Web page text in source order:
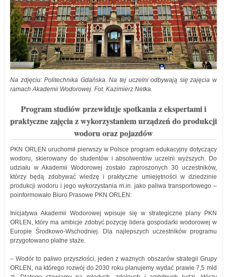
Na zdjęciu: Politechnika Gdańska. Na tej uczelni odbywają się zajęcia w
ramach Akademii Wodorowej. Fot. Kazimierz Netka.
Program studiów przewiduje spotkania z ekspertami i
praktyczne zajęcia z wykorzystaniem urządzeń do produkcji
wodoru oraz pojazdów
PKN ORLEN uruchomił pierwszy w Polsce program edukacyjny dotyczący
wodoru, skierowany do studentów i absolwentów uczelni wyższych. Do
udziału w Akademii Wodorowej zostało zaproszonych 30 uczestników,
którzy będą zdobywać wiedzę i praktyczne umiejętności w dziedzinie
produkcji wodoru i jego wykorzystania m.in. jako paliwa transportowego –
poinformowało Biuro Prasowe PKN ORLEN:
Inicjatywa Akademii Wodorowej wpisuje się w strategiczne plany PKN
ORLEN, który ma ambicje zdobyć pozycję lidera gospodarki wodorowej w
Europie Środkowo-Wschodniej. Dla najlepszych uczestników programu
przygotowano płatne staże.
– Wodór to paliwo przyszłości, jeden z ważnych obszarów strategii Grupy
ORLEN, na którego rozwój do 2030 roku planujemy wydać prawie 7,5 mld